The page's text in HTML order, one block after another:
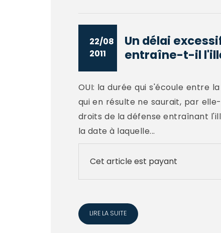
22/08
2011
Un délai
entraîne-t-il
OUI: la durée qui s'écoule entre
qui en résulte ne saurait, par
droits de la défense entraînant
la date à laquelle...
Cet article est payant
LIRE LA SUITE